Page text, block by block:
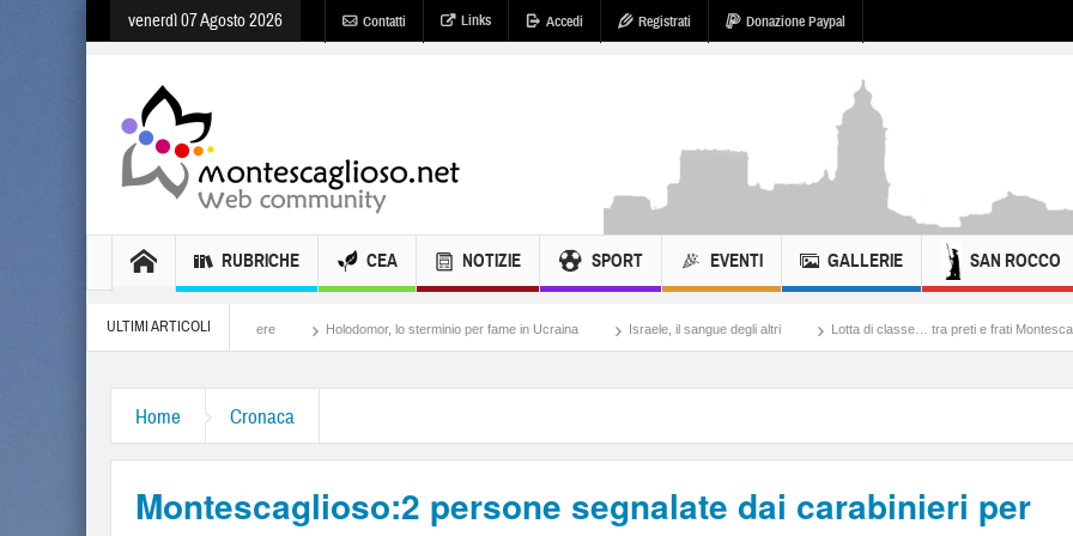
venerdì 07 Agosto 2026 Contatti Links Accedi Registrati Donazione Paypal
RUBRICHE CEA NOTIZIE SPORT EVENTI GALLERIE SAN ROCCO
ULTIMI ARTICOLI
Meloni, il lamento al potere Holodomor, lo sterminio per fame in Ucraina Israele, il sangue degli altri Lotta di classe… tra preti e frati Montescaglioso
Home Cronaca
Montescaglioso:2 persone segnalate dai carabinieri per